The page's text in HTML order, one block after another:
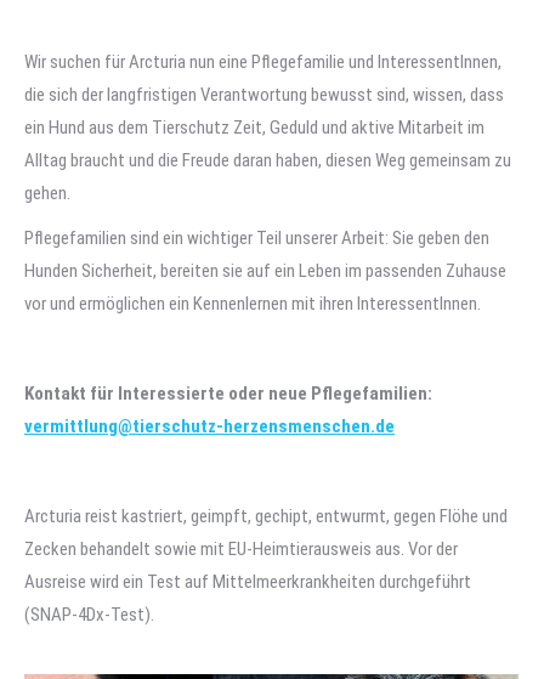
Wir suchen für Arcturia nun eine Pflegefamilie und InteressentInnen,
die sich der langfristigen Verantwortung bewusst sind, wissen, dass
ein Hund aus dem Tierschutz Zeit, Geduld und aktive Mitarbeit im
Alltag braucht und die Freude daran haben, diesen Weg gemeinsam zu
gehen.
Pflegefamilien sind ein wichtiger Teil unserer Arbeit: Sie geben den
Hunden Sicherheit, bereiten sie auf ein Leben im passenden Zuhause
vor und ermöglichen ein Kennenlernen mit ihren InteressentInnen.
Kontakt für Interessierte oder neue Pflegefamilien:
vermittlung@tierschutz-herzensmenschen.de
Arcturia reist kastriert, geimpft, gechipt, entwurmt, gegen Flöhe und
Zecken behandelt sowie mit EU-Heimtierausweis aus. Vor der
Ausreise wird ein Test auf Mittelmeerkrankheiten durchgeführt
(SNAP-4Dx-Test).